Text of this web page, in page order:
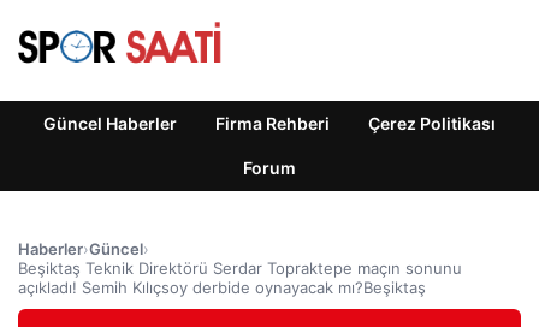
Güncel Haberler Firma Rehberi Çerez Politikası
Forum
Haberler›Güncel›
Beşiktaş Teknik Direktörü Serdar Topraktepe maçın sonunu
açıkladı! Semih Kılıçsoy derbide oynayacak mı?Beşiktaş